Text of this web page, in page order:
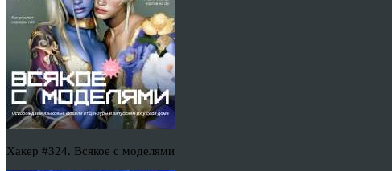
Хакер #324. Всякое с моделями